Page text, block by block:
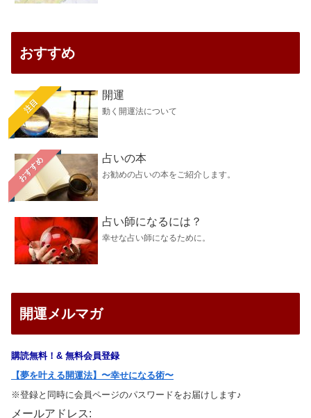
おすすめ
注目
開運
動く開運法について
おすすめ 占いの本
お勧めの占いの本をご紹介します。
占い師になるには？
幸せな占い師になるために。
開運メルマガ
購読無料！& 無料会員登録
【夢を叶える開運法】〜幸せになる術〜
※登録と同時に会員ページのパスワードをお届けします♪
メールアドレス: